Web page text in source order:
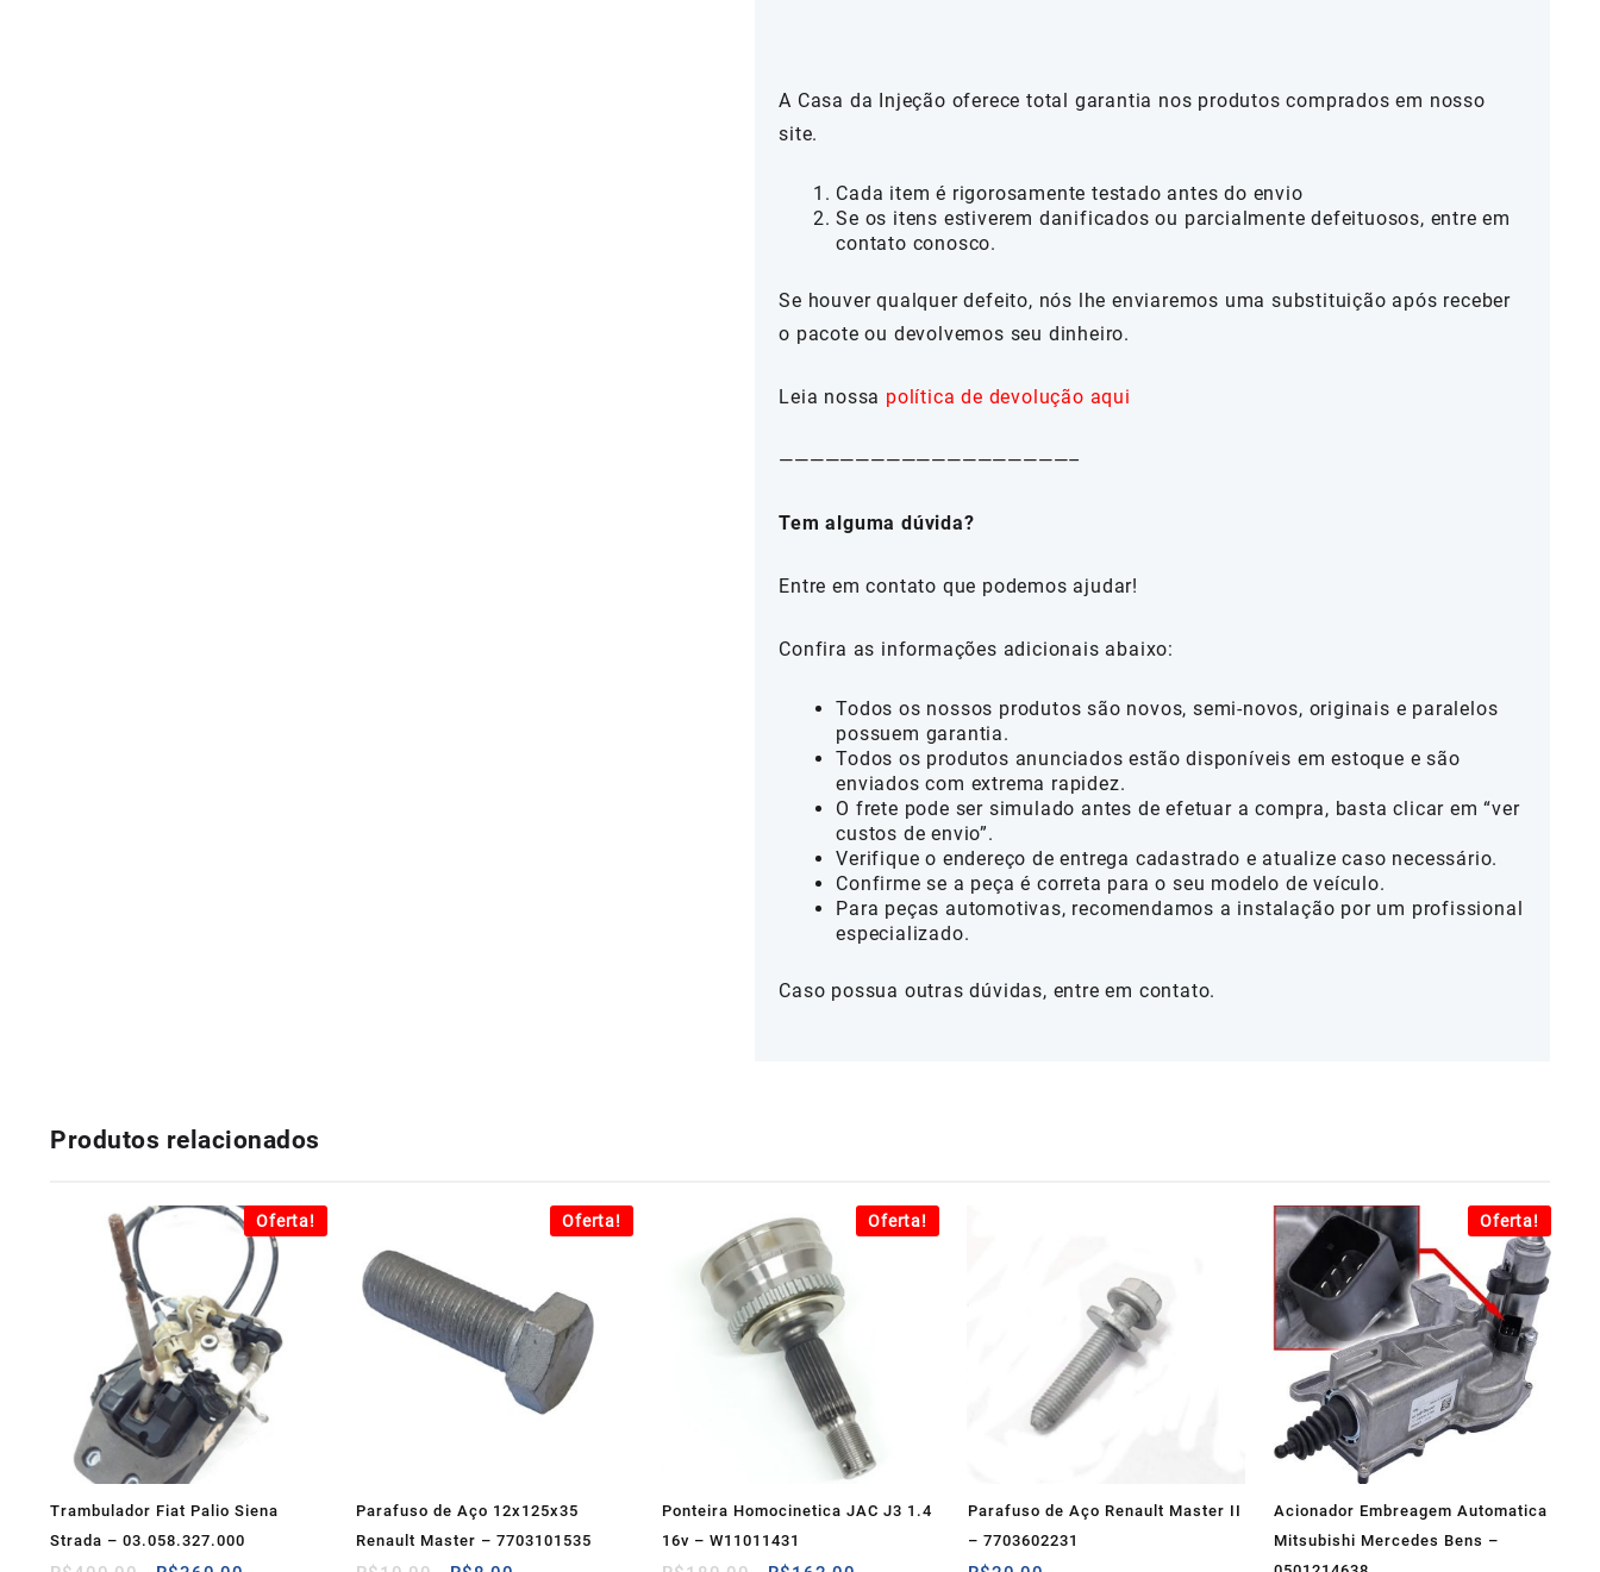
A Casa da Injeção oferece total garantia nos produtos comprados em nosso
site.
Cada item é rigorosamente testado antes do envio
Se os itens estiverem danificados ou parcialmente defeituosos, entre em
contato conosco.
Se houver qualquer defeito, nós lhe enviaremos uma substituição após receber
o pacote ou devolvemos seu dinheiro.
Leia nossa política de devolução aqui
———————————————————–
Tem alguma dúvida?
Entre em contato que podemos ajudar!
Confira as informações adicionais abaixo:
Todos os nossos produtos são novos, semi-novos, originais e paralelos
possuem garantia.
Todos os produtos anunciados estão disponíveis em estoque e são
enviados com extrema rapidez.
O frete pode ser simulado antes de efetuar a compra, basta clicar em “ver
custos de envio”.
Verifique o endereço de entrega cadastrado e atualize caso necessário.
Confirme se a peça é correta para o seu modelo de veículo.
Para peças automotivas, recomendamos a instalação por um profissional
especializado.
Caso possua outras dúvidas, entre em contato.
Produtos relacionados
Oferta!
Trambulador Fiat Palio Siena
Strada – 03.058.327.000
Oferta!
Parafuso de Aço 12x125x35
Renault Master – 7703101535
Oferta!
Ponteira Homocinetica JAC J3 1.4
16v – W11011431
Parafuso de Aço Renault Master II
– 7703602231
Oferta!
Acionador Embreagem Automatica
Mitsubishi Mercedes Bens –